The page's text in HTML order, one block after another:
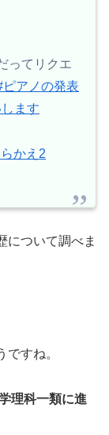
ってリクエ
ピアノの発表
ます
かえ2
について調べま
すね。
理科一類に進